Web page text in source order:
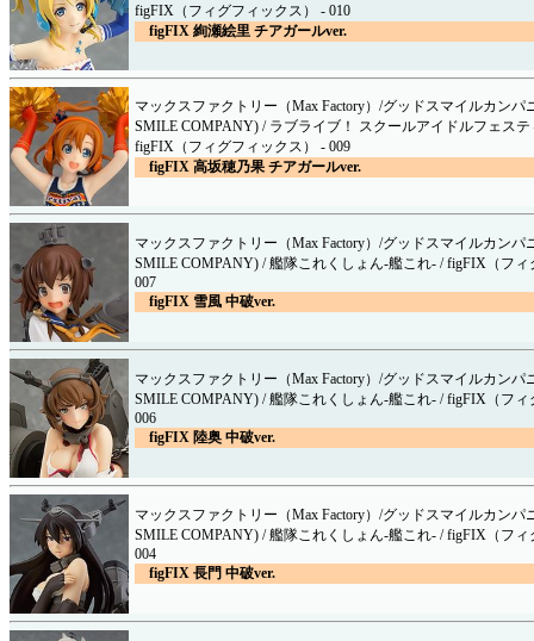
figFIX（フィグフィックス） - 010
figFIX 絢瀬絵里 チアガールver.
マックスファクトリー（Max Factory）/グッドスマイルカンパ
SMILE COMPANY) / ラブライブ！ スクールアイドルフェステ
figFIX（フィグフィックス） - 009
figFIX 高坂穂乃果 チアガールver.
マックスファクトリー（Max Factory）/グッドスマイルカンパ
SMILE COMPANY) / 艦隊これくしょん-艦これ- / figFIX（フィ
007
figFIX 雪風 中破ver.
マックスファクトリー（Max Factory）/グッドスマイルカンパ
SMILE COMPANY) / 艦隊これくしょん-艦これ- / figFIX（フィ
006
figFIX 陸奥 中破ver.
マックスファクトリー（Max Factory）/グッドスマイルカンパ
SMILE COMPANY) / 艦隊これくしょん-艦これ- / figFIX（フィ
004
figFIX 長門 中破ver.